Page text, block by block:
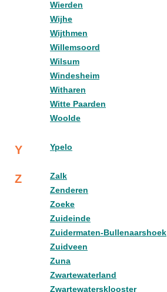
Wierden
Wijhe
Wijthmen
Willemsoord
Wilsum
Windesheim
Witharen
Witte Paarden
Woolde
Y Ypelo
Z
Zalk
Zenderen
Zoeke
Zuideinde
Zuidermaten-Bullenaarshoek
Zuidveen
Zuna
Zwartewaterland
Zwartewatersklooster